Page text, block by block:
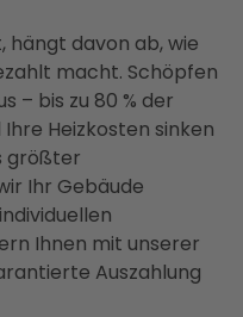
hängt davon ab, wie
macht. Schöpfen
– bis zu 80 % der
Heizkosten sinken
größter
Ihr Gebäude
Ihnen mit unserer
Auszahlung